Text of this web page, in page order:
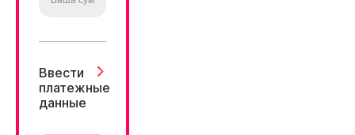
Ввести
платежные
данные